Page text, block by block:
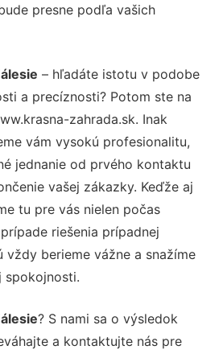
presne podľa vašich
– hľadáte istotu v podobe
a precíznosti? Potom ste na
zahrada.sk. Inak
vám vysokú profesionalitu,
jednanie od prvého kontaktu
vašej zákazky. Keďže aj
tu pre vás nielen počas
riešenia prípadnej
vždy berieme vážne a snažíme
spokojnosti.
? S nami sa o výsledok
a kontaktujte nás pre